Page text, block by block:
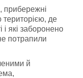
прибережні
територією, де
і які заборонено
потрапили
й